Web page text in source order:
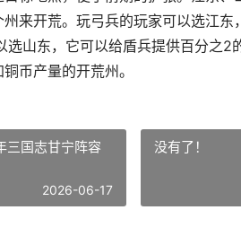
来开荒。玩弓兵的玩家可以选江
山东，它可以给盾兵提供百分之2
币产量的开荒州。
三国志甘宁阵容
2026-06-17
没有了！